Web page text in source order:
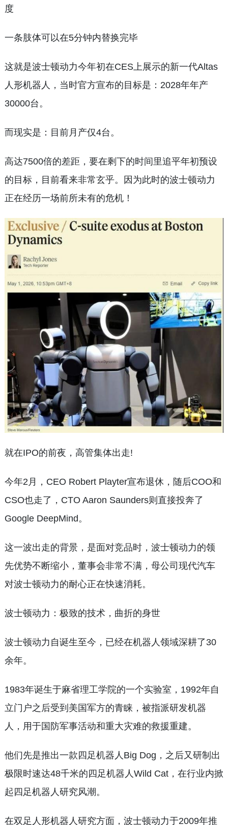
度
一条肢体可以在5分钟内替换完毕
这就是波士顿动力今年初在CES上展示的新一代Altas
人形机器人，当时官方宣布的目标是：2028年年产
30000台。
而现实是：目前月产仅4台。
高达7500倍的差距，要在剩下的时间里追平年初预设
的目标，目前看来非常玄乎。因为此时的波士顿动力
正在经历一场前所未有的危机！
就在IPO的前夜，高管集体出走!
今年2月，CEO Robert Playter宣布退休，随后COO和
CSO也走了，CTO Aaron Saunders则直接投奔了
Google DeepMind。
这一波出走的背景，是面对竞品时，波士顿动力的领
先优势不断缩小，董事会非常不满，母公司现代汽车
对波士顿动力的耐心正在快速消耗。
波士顿动力：极致的技术，曲折的身世
波士顿动力自诞生至今，已经在机器人领域深耕了30
余年。
1983年诞生于麻省理工学院的一个实验室，1992年自
立门户之后受到美国军方的青睐，被指派研发机器
人，用于国防军事活动和重大灾难的救援重建。
他们先是推出一款四足机器人Big Dog，之后又研制出
极限时速达48千米的四足机器人Wild Cat，在行业内掀
起四足机器人研究风潮。
在双足人形机器人研究方面，波士顿动力于2009年推